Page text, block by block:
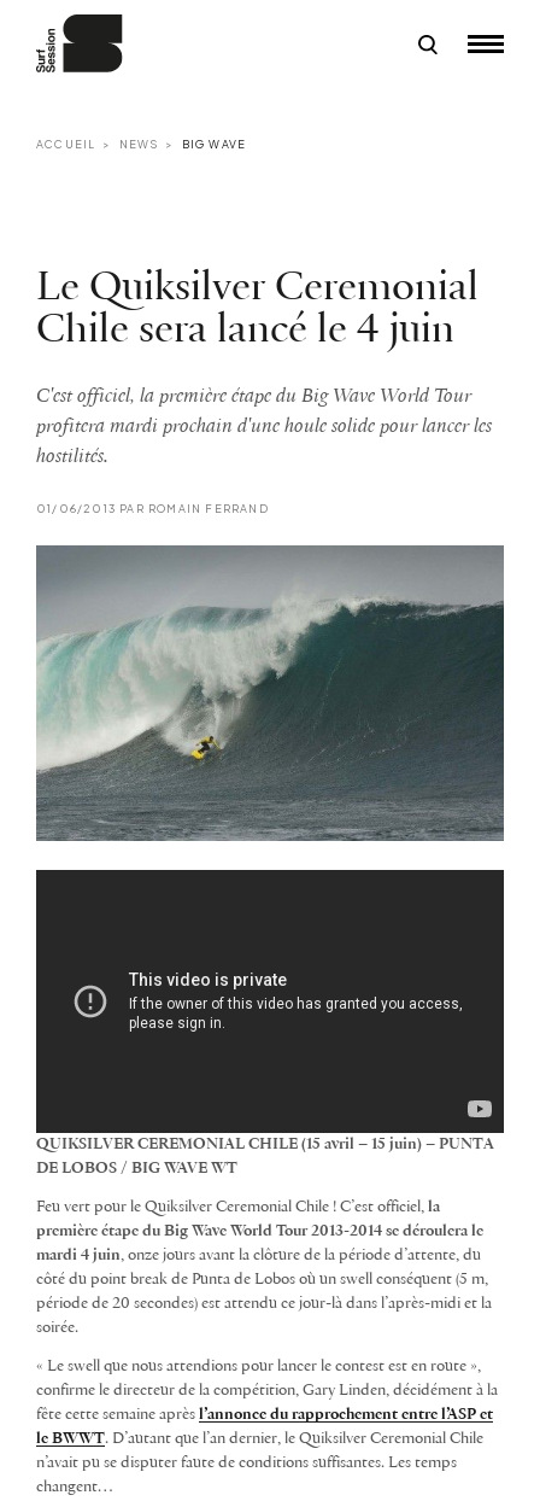
ACCUEIL NEWS BIG WAVE
Le Quiksilver Ceremonial
Chile sera lancé le 4 juin
C'est officiel, la première étape du Big Wave World Tour
profitera mardi prochain d'une houle solide pour lancer les
hostilités.
01/06/2013 PAR ROMAIN FERRAND
QUIKSILVER CEREMONIAL CHILE (15 avril – 15 juin) – PUNTA
DE LOBOS / BIG WAVE WT
Feu vert pour le Quiksilver Ceremonial Chile ! C’est officiel, la
première étape du Big Wave World Tour 2013-2014 se déroulera le
mardi 4 juin, onze jours avant la clôture de la période d’attente, du
côté du point break de Punta de Lobos où un swell conséquent (5 m,
période de 20 secondes) est attendu ce jour-là dans l’après-midi et la
soirée.
« Le swell que nous attendions pour lancer le contest est en route »,
confirme le directeur de la compétition, Gary Linden, décidément à la
fête cette semaine après l’annonce du rapprochement entre l’ASP et
le BWWT. D’autant que l’an dernier, le Quiksilver Ceremonial Chile
n’avait pu se disputer faute de conditions suffisantes. Les temps
changent…